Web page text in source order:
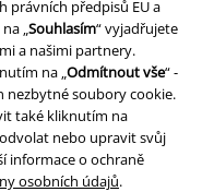
předpisů EU a
„Souhlasím“ vyjadřujete
a našimi partnery.
na „Odmítnout vše“ -
nezbytné soubory cookie.
také kliknutím na
nebo upravit svůj
informace o ochraně
osobních údajů.